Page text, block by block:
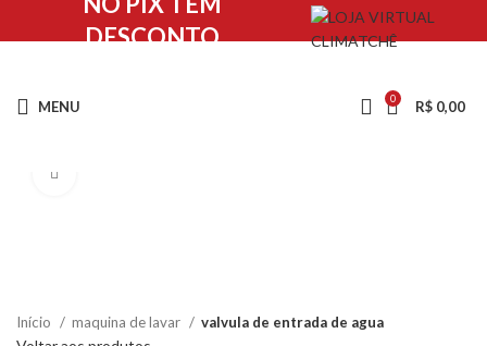
DESCONTO
MENU 0 R$ 0,00
Início maquina de lavar valvula de entrada de agua